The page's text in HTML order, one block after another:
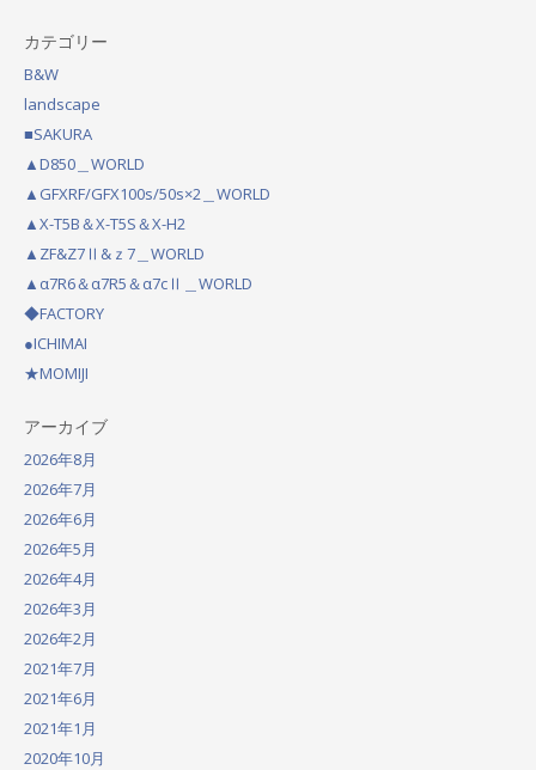
s
t
n
a
v
i
g
a
t
i
n
カテゴリー
B&W
landscape
■SAKURA
▲D850＿WORLD
▲GFXRF/GFX100s/50s×2＿WORLD
▲X-T5B＆X-T5S＆X-H2
▲ZF&Z7Ⅱ&ｚ7＿WORLD
▲α7R6＆α7R5＆α7cⅡ＿WORLD
◆FACTORY
●ICHIMAI
★MOMIJI
アーカイブ
2026年8月
2026年7月
2026年6月
2026年5月
2026年4月
2026年3月
2026年2月
2021年7月
2021年6月
2021年1月
2020年10月